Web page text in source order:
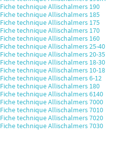
Fiche technique Allischalmers 190
Fiche technique Allischalmers 185
Fiche technique Allischalmers 175
Fiche technique Allischalmers 170
Fiche technique Allischalmers 160
Fiche technique Allischalmers 25-40
Fiche technique Allischalmers 20-35
Fiche technique Allischalmers 18-30
Fiche technique Allischalmers 10-18
Fiche technique Allischalmers 6-12
Fiche technique Allischalmers 180
Fiche technique Allischalmers 6140
Fiche technique Allischalmers 7000
Fiche technique Allischalmers 7010
Fiche technique Allischalmers 7020
Fiche technique Allischalmers 7030